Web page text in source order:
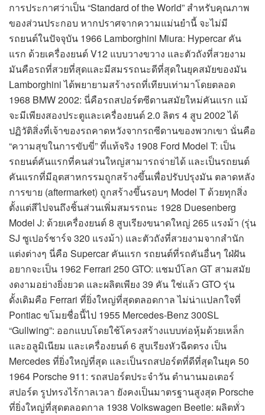
การประกาศว่าเป็น “Standard of the World” สำหรับคุณภาพ
ของส่วนประกอบ หากปราศจากความแม่นยำนี้ จะไม่มี
รถยนต์ในปัจจุบัน 1966 Lamborghini Miura: Hypercar คัน
แรก ด้วยเครื่องยนต์ V12 แบบวางขวาง และตัวถังที่สวยงาม
มันคือรถที่สวยที่สุดและมีสมรรถนะดีที่สุดในยุคสมัยของมัน
Lamborghini ได้พยายามสร้างรถที่เทียบเท่ามาโดยตลอด
1968 BMW 2002: นี่คือรถสปอร์ตซีดานสมัยใหม่คันแรก แม้
จะมีเพียงสองประตูและเครื่องยนต์ 2.0 ลิตร 4 สูบ 2002 ได้
ปฏิวัติสิ่งที่เจ้าของรถคาดหวังจากรถซีดานของพวกเขา นั่นคือ
“ความสุขในการขับขี่” ที่แท้จริง 1908 Ford Model T: เป็น
รถยนต์คันแรกที่คนส่วนใหญ่สามารถจ่ายได้ และเป็นรถยนต์
คันแรกที่มีอุตสาหกรรมถูกสร้างขึ้นเพื่อปรับปรุงมัน ตลาดหลัง
การขาย (aftermarket) ถูกสร้างขึ้นรอบๆ Model T ด้วยทุกสิ่ง
ตั้งแต่สีไปจนถึงชิ้นส่วนเพิ่มสมรรถนะ 1928 Duesenberg
Model J: ด้วยเครื่องยนต์ 8 สูบเรียงขนาดใหญ่ 265 แรงม้า (รุ่น
SJ ซูเปอร์ชาร์จ 320 แรงม้า) และตัวถังที่สวยงามจากสำนัก
แต่งต่างๆ นี่คือ Supercar คันแรก รถยนต์ที่รถคันอื่นๆ ใฝ่ฝัน
อยากจะเป็น 1962 Ferrari 250 GTO: แชมป์โลก GT สามสมัย
งดงามอย่างยิ่งยวด และผลิตเพียง 39 คัน ใช่แล้ว GTO รุ่น
ดั้งเดิมคือ Ferrari ที่ยิ่งใหญ่ที่สุดตลอดกาล ไม่น่าแปลกใจที่
Pontiac ขโมยชื่อนี้ไป 1955 Mercedes-Benz 300SL
“Gullwing”: ออกแบบโดยใช้โครงสร้างแบบท่อหุ้มด้วยเหล็ก
และอลูมิเนียม และเครื่องยนต์ 6 สูบเรียงหัวฉีดตรง เป็น
Mercedes ที่ยิ่งใหญ่ที่สุด และเป็นรถสปอร์ตที่ดีที่สุดในยุค 50
1964 Porsche 911: รถสปอร์ตประจำวัน ตำนานมอเตอร์
สปอร์ต รูปทรงไร้กาลเวลา ยังคงเป็นมาตรฐานสูงสุด Porsche
ที่ยิ่งใหญ่ที่สุดตลอดกาล 1938 Volkswagen Beetle: ผลิตทั่ว